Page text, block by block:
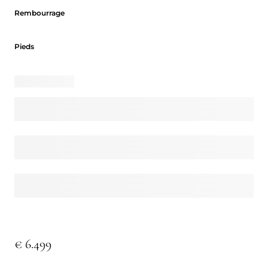
Rembourrage
Pieds
€ 6.499